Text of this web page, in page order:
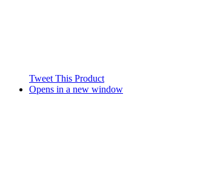
Tweet This Product
Opens in a new window